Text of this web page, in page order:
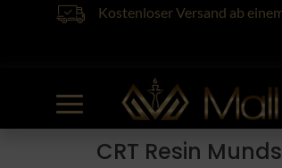
Kostenloser Versand ab
CRT Resin